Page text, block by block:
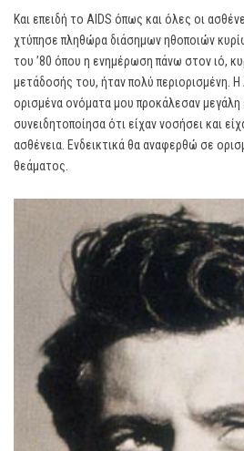
Και επειδή το AIDS όπως και όλες οι
χτύπησε πληθώρα διάσημων ηθοποιών
του ’80 όπου η ενημέρωση πάνω στον ιό,
μετάδοσής του, ήταν πολύ περιορισμένη. Η
ορισμένα ονόματα μου προκάλεσαν μεγάλη
συνειδητοποίησα ότι είχαν νοσήσει και
ασθένεια. Ενδεικτικά θα αναφερθώ σε
θεάματος.